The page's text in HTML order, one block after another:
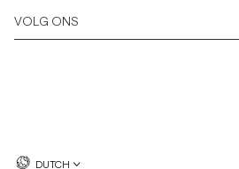
VOLG ONS
DUTCH